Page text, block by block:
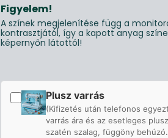
Figyelem!
A színek megjelenítése függ a
kontrasztjától, így a kapott anyag
képernyőn látottól!
Plusz varrás
(Kifizetés után telefonos
varrás ára és az esetleges
szatén szalag, függöny